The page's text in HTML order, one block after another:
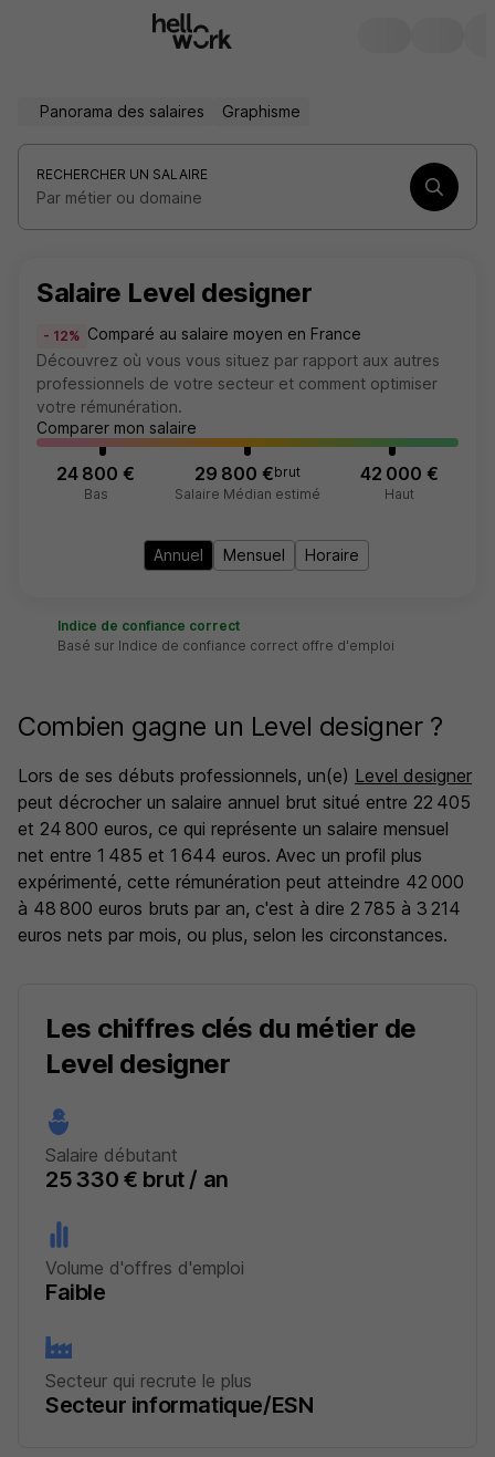
Panorama des salaires Graphisme
RECHERCHER UN SALAIRE
Par métier ou domaine
Salaire Level designer
- 12% Comparé au salaire moyen en France
Découvrez où vous vous situez par rapport aux autres
professionnels de votre secteur et comment optimiser
votre rémunération.
Comparer mon salaire
24 800 €
Bas
29 800 €brut
Salaire Médian estimé
42 000 €
Haut
Annuel Mensuel Horaire
Indice de confiance correct
Basé sur Indice de confiance correct offre d'emploi
Combien gagne un Level designer ?
Lors de ses débuts professionnels, un(e) Level designer
peut décrocher un salaire annuel brut situé entre 22 405
et 24 800 euros, ce qui représente un salaire mensuel
net entre 1 485 et 1 644 euros. Avec un profil plus
expérimenté, cette rémunération peut atteindre 42 000
à 48 800 euros bruts par an, c'est à dire 2 785 à 3 214
euros nets par mois, ou plus, selon les circonstances.
Les chiffres clés du métier de
Level designer
Salaire débutant
25 330 € brut / an
Volume d'offres d'emploi
Faible
Secteur qui recrute le plus
Secteur informatique/ESN